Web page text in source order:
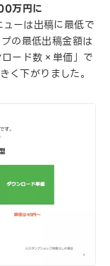
万円に
ーは出稿に最低で
の最低出稿金額は
ード数×単価」で
く下がりました。